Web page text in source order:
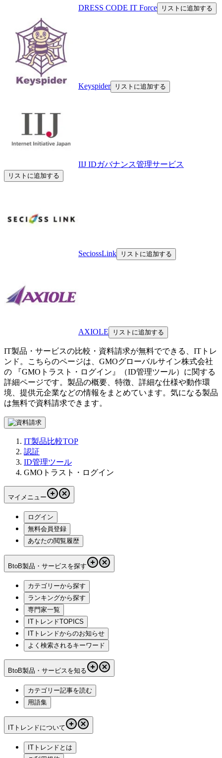
DRESS CODE IT Force リストに追加する
Keyspider リストに追加する
IIJ IDガバナンス管理サービス
リストに追加する
SeciossLink リストに追加する
AXIOLE リストに追加する
IT製品・サービスの比較・資料請求が無料でできる、ITトレ
ンド。こちらのページは、 GMOグローバルサイン株式会社
の 『GMOトラスト・ログイン 』（ID管理ツール）に関する
詳細ページです。製品の概要、特徴、詳細な仕様や動作環
境、提供元企業などの情報をまとめています。気になる製品
は無料で資料請求できます。
IT製品比較TOP
認証
ID管理ツール
GMOトラスト・ログイン
マイメニュー
ログイン
無料会員登録
あなたの閲覧履歴
BtoB製品・サービスを探す
カテゴリーから探す
ランキングから探す
専門家一覧
ITトレンドTOPICS
ITトレンドからのお知らせ
よく検索されるキーワード
BtoB製品・サービスを知る
カテゴリー記事を読む
用語集
ITトレンドについて
ITトレンドとは